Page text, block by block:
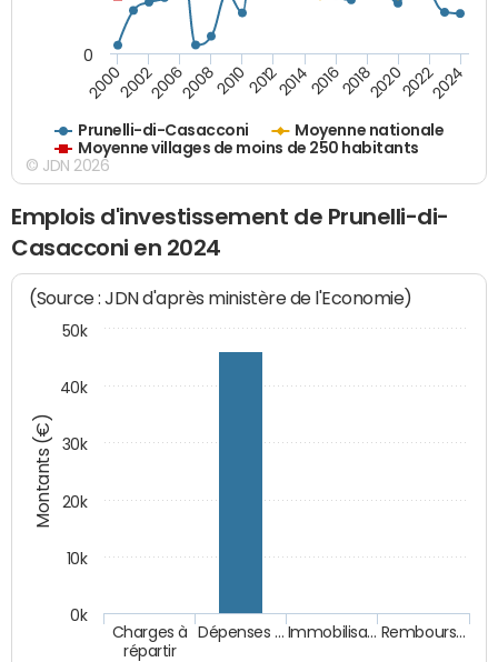
Prunelli-di-Casacconi
Moyenne nationale
Moyenne villages de moins de 250 habitants
200020022006200820102012201420162018202020222024
0
© JDN 2026
Emplois d'investissement de Prunelli-di-
Casacconi en 2024
Montants (€)
(Source : JDN d'après ministère de l'Economie)
Charges à
répartir
Dépenses … Immobilisa… Rembours…
0k
10k
20k
30k
40k
50k